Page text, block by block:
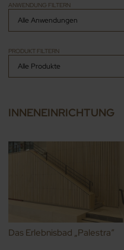
ANWENDUNG FILTERN
PRODUKT FILTERN
INNENEINRICHTUNG
Das Erlebnisbad „Palestra“